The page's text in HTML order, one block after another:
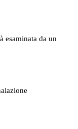
esaminata da un